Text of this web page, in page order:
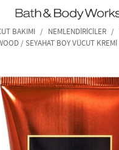
ve Üzeri Kargo Ücretsiz!•
BAKIMI NEMLENDIRICILER
/ SEYAHAT BOY VÜCUT KREMI